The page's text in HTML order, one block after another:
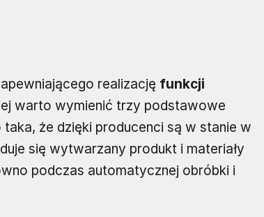
realizację funkcji
warto wymienić trzy podstawowe
że dzięki producenci są w stanie w
się wytwarzany produkt i materiały
podczas automatycznej obróbki i